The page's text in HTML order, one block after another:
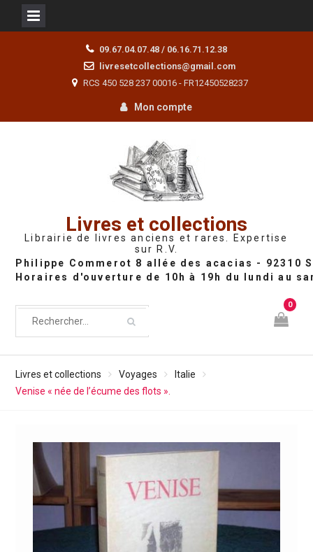
09.67.04.07.48 / 06.16.71.12.38
livresetcollections@gmail.com
RCS 450 528 237 00016 - FR12450528237
Mon compte
Livres et collections
Librairie de livres anciens et rares. Expertise
sur R.V.
0
Livres et collections Voyages
Italie
Venise « née de l’écume des flots ».